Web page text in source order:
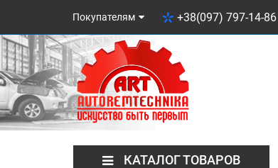
Покупателям +38(097) 797-14-86
КАТАЛОГ ТОВАРОВ